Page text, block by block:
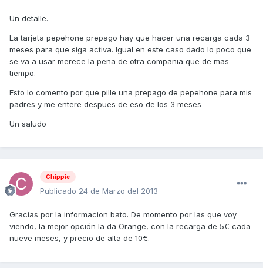
Un detalle.
La tarjeta pepehone prepago hay que hacer una recarga cada 3
meses para que siga activa. Igual en este caso dado lo poco que
se va a usar merece la pena de otra compañia que de mas
tiempo.
Esto lo comento por que pille una prepago de pepehone para mis
padres y me entere despues de eso de los 3 meses
Un saludo
Chippie
Publicado 24 de Marzo del 2013
Gracias por la informacion bato. De momento por las que voy
viendo, la mejor opción la da Orange, con la recarga de 5€ cada
nueve meses, y precio de alta de 10€.